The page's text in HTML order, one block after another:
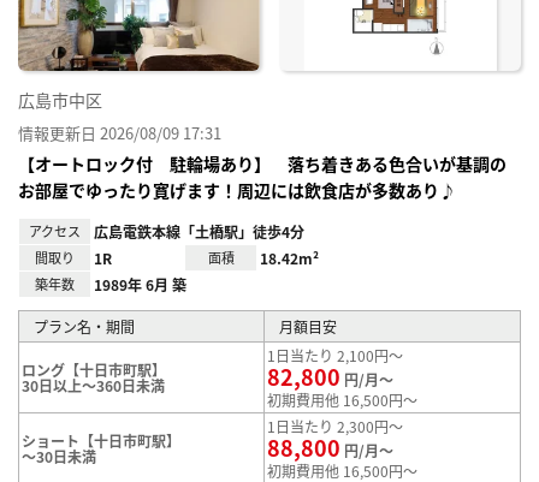
広島市中区
情報更新日 2026/08/09 17:31
【オートロック付 駐輪場あり】 落ち着きある色合いが基調の
お部屋でゆったり寛げます！周辺には飲食店が多数あり♪
アクセス 広島電鉄本線「土橋駅」徒歩4分
間取り 1R 面積 18.42m²
築年数 1989年 6月 築
プラン名・期間 月額目安
ロング【十日市町駅】
30日以上～360日未満
1日当たり 2,100円～
82,800 円/月～
初期費用他 16,500円～
ショート【十日市町駅】
～30日未満
1日当たり 2,300円～
88,800 円/月～
初期費用他 16,500円～